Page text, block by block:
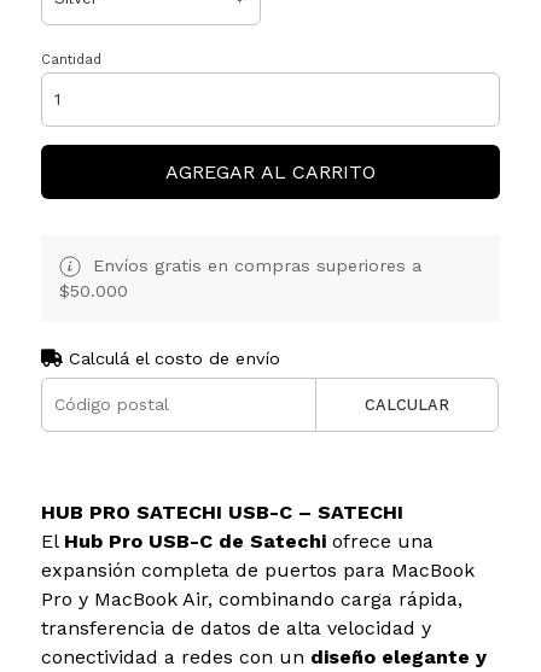
Cantidad
AGREGAR AL CARRITO
Envíos gratis en compras superiores a
$50.000
Calculá el costo de envío
CALCULAR
HUB PRO SATECHI USB-C – SATECHI
El Hub Pro USB-C de Satechi ofrece una
expansión completa de puertos para MacBook
Pro y MacBook Air, combinando carga rápida,
transferencia de datos de alta velocidad y
conectividad a redes con un diseño elegante y